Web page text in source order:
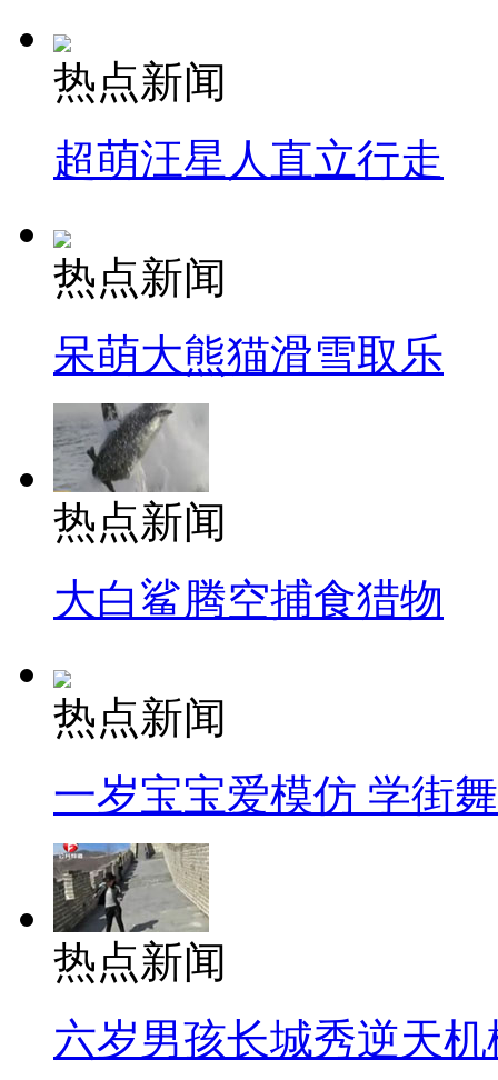
热点新闻
超萌汪星人直立行走
热点新闻
呆萌大熊猫滑雪取乐
热点新闻
大白鲨腾空捕食猎物
热点新闻
一岁宝宝爱模仿 学街
热点新闻
六岁男孩长城秀逆天机